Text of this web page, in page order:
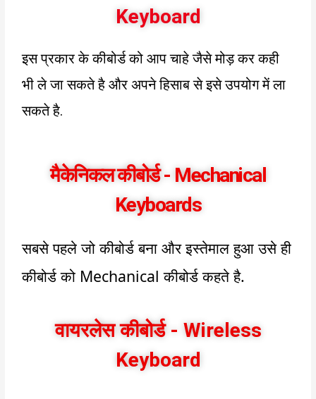
Keyboard
इस प्रकार के कीबोर्ड को आप चाहे जैसे मोड़ कर कही
भी ले जा सकते है और अपने हिसाब से इसे उपयोग में ला
सकते है.
मैकेनिकल कीबोर्ड - Mechanical
Keyboards
सबसे पहले जो कीबोर्ड बना और इस्तेमाल हुआ उसे ही
कीबोर्ड को Mechanicalकीबोर्ड कहते है.
वायरलेस कीबोर्ड - Wireless
Keyboard